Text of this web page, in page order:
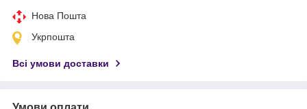
Нова Пошта
Укрпошта
Всі умови доставки